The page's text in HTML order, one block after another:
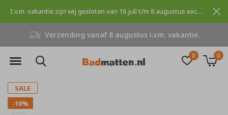
0 0
Verzending vanaf 8 augustus i.v.m. vakantie.
I.v.m. vakantie zijn wij gesloten van 16 juli t/m 8 augustus excuses voor dit ongemak.
SALE
-10%